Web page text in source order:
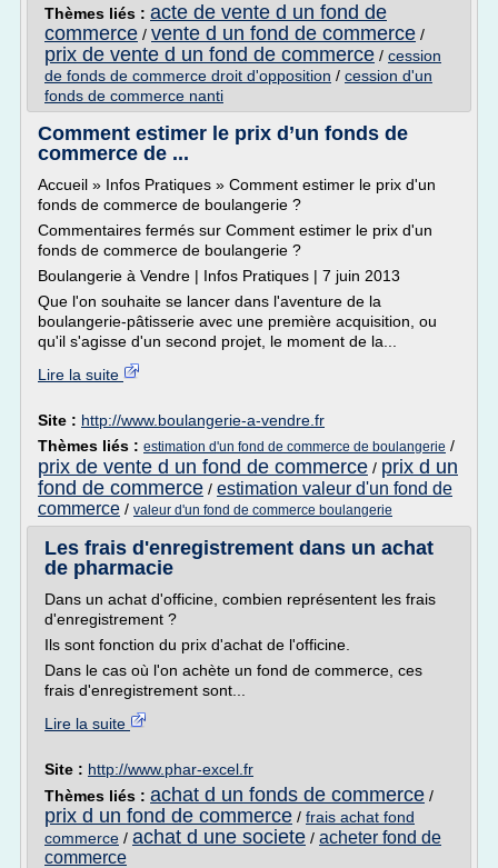
Thèmes liés : acte de vente d un fond de
commerce / vente d un fond de commerce /
prix de vente d un fond de commerce / cession
de fonds de commerce droit d'opposition / cession d'un
fonds de commerce nanti
Comment estimer le prix d’un fonds de
commerce de ...
Accueil » Infos Pratiques » Comment estimer le prix d'un
fonds de commerce de boulangerie ?
Commentaires fermés sur Comment estimer le prix d'un
fonds de commerce de boulangerie ?
Boulangerie à Vendre | Infos Pratiques | 7 juin 2013
Que l'on souhaite se lancer dans l'aventure de la
boulangerie-pâtisserie avec une première acquisition, ou
qu'il s'agisse d'un second projet, le moment de la...
Lire la suite
Site : http://www.boulangerie-a-vendre.fr
Thèmes liés : estimation d'un fond de commerce de boulangerie /
prix de vente d un fond de commerce / prix d un
fond de commerce / estimation valeur d'un fond de
commerce / valeur d'un fond de commerce boulangerie
Les frais d'enregistrement dans un achat
de pharmacie
Dans un achat d'officine, combien représentent les frais
d'enregistrement ?
Ils sont fonction du prix d'achat de l'officine.
Dans le cas où l'on achète un fond de commerce, ces
frais d'enregistrement sont...
Lire la suite
Site : http://www.phar-excel.fr
Thèmes liés : achat d un fonds de commerce /
prix d un fond de commerce / frais achat fond
commerce / achat d une societe / acheter fond de
commerce